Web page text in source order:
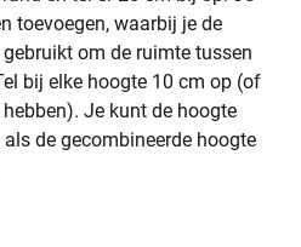
toevoegen, waarbij je de
om de ruimte tussen
bij elke hoogte 10 cm op (of
Je kunt de hoogte
de gecombineerde hoogte